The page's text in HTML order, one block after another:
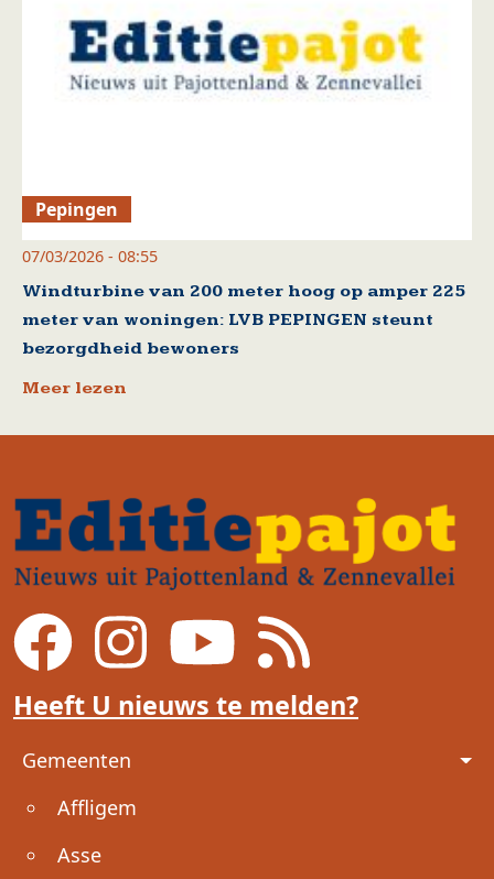
Pepingen
07/03/2026 - 08:55
Windturbine van 200 meter hoog op amper 225
meter van woningen: LVB PEPINGEN steunt
bezorgdheid bewoners
Meer lezen
Heeft U nieuws te melden?
Voet
Gemeenten
Affligem
Asse